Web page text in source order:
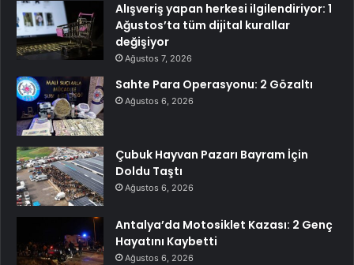
Alışveriş yapan herkesi ilgilendiriyor: 1
Ağustos’ta tüm dijital kurallar
değişiyor
Ağustos 7, 2026
Sahte Para Operasyonu: 2 Gözaltı
Ağustos 6, 2026
Çubuk Hayvan Pazarı Bayram İçin
Doldu Taştı
Ağustos 6, 2026
Antalya’da Motosiklet Kazası: 2 Genç
Hayatını Kaybetti
Ağustos 6, 2026